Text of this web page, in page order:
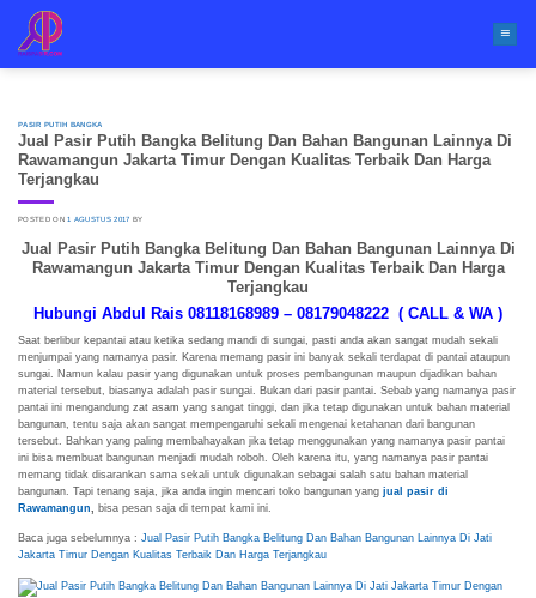
content
PASIR PUTIH BANGKA
Jual Pasir Putih Bangka Belitung Dan Bahan Bangunan Lainnya Di
Rawamangun Jakarta Timur Dengan Kualitas Terbaik Dan Harga
Terjangkau
POSTED ON1 AGUSTUS 2017 BY
Jual Pasir Putih Bangka Belitung Dan Bahan Bangunan Lainnya Di
Rawamangun Jakarta Timur Dengan Kualitas Terbaik Dan Harga
Terjangkau
Hubungi Abdul Rais 08118168989 – 08179048222 ( CALL & WA )
Saat berlibur kepantai atau ketika sedang mandi di sungai, pasti anda akan sangat mudah sekali
menjumpai yang namanya pasir. Karena memang pasir ini banyak sekali terdapat di pantai ataupun
sungai. Namun kalau pasir yang digunakan untuk proses pembangunan maupun dijadikan bahan
material tersebut, biasanya adalah pasir sungai. Bukan dari pasir pantai. Sebab yang namanya pasir
pantai ini mengandung zat asam yang sangat tinggi, dan jika tetap digunakan untuk bahan material
bangunan, tentu saja akan sangat mempengaruhi sekali mengenai ketahanan dari bangunan
tersebut. Bahkan yang paling membahayakan jika tetap menggunakan yang namanya pasir pantai
ini bisa membuat bangunan menjadi mudah roboh. Oleh karena itu, yang namanya pasir pantai
memang tidak disarankan sama sekali untuk digunakan sebagai salah satu bahan material
bangunan. Tapi tenang saja, jika anda ingin mencari toko bangunan yang jual pasir di
Rawamangun
bisa pesan saja di tempat kami ini.
Baca juga sebelumnya : Jual Pasir Putih Bangka Belitung Dan Bahan Bangunan Lainnya Di Jati
Jakarta Timur Dengan Kualitas Terbaik Dan Harga Terjangkau